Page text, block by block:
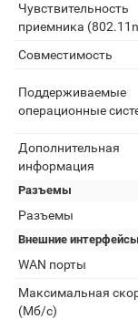
Чувствительность
приемника
Совместимость
Поддерживаемые
операционные
Дополнительная
информация
Разъемы
Разъемы
Внешние интерфейсы
WAN порты
Максимальная
(Мб/с)